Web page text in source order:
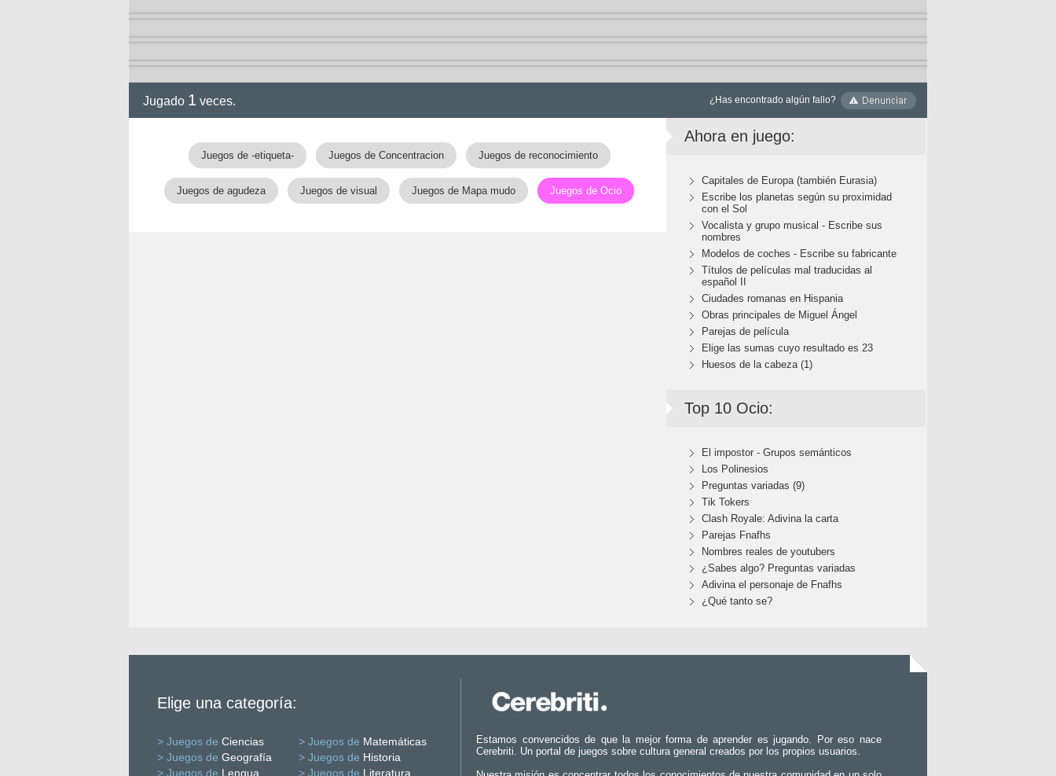
Jugado 1 veces. ¿Has encontrado algún fallo?
Juegos de -etiqueta- Juegos de Concentracion Juegos de reconocimiento
Juegos de agudeza Juegos de visual Juegos de Mapa mudo Juegos de Ocio
Ahora en juego:
Capitales de Europa (también Eurasia)
Escribe los planetas según su proximidad
con el Sol
Vocalista y grupo musical - Escribe sus
nombres
Modelos de coches - Escribe su fabricante
Títulos de películas mal traducidas al
español II
Ciudades romanas en Hispania
Obras principales de Miguel Ángel
Parejas de película
Elige las sumas cuyo resultado es 23
Huesos de la cabeza (1)
Top 10 Ocio:
El impostor - Grupos semánticos
Los Polinesios
Preguntas variadas (9)
Tik Tokers
Clash Royale: Adivina la carta
Parejas Fnafhs
Nombres reales de youtubers
¿Sabes algo? Preguntas variadas
Adivina el personaje de Fnafhs
¿Qué tanto se?
Elige una categoría:
> Juegos de Ciencias > Juegos de Matemáticas
> Juegos de Geografía > Juegos de Historia
> Juegos de Lengua > Juegos de Literatura
Estamos convencidos de que la mejor forma de aprender es jugando. Por eso nace
Cerebriti. Un portal de juegos sobre cultura general creados por los propios usuarios.